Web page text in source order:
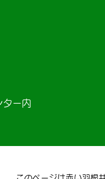
ター内